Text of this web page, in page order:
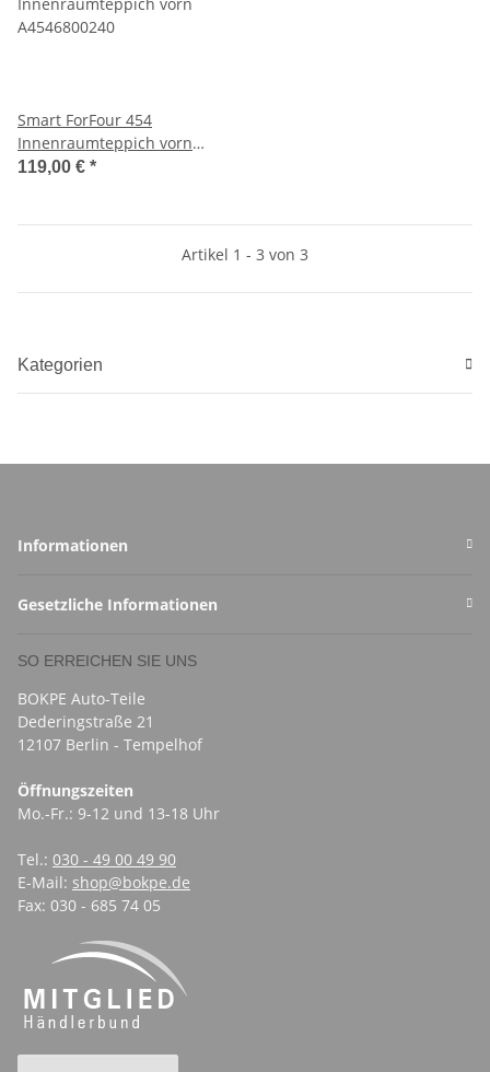
Smart ForFour 454
Innenraumteppich vorn
A4546800240
119,00 € *
Artikel 1 - 3 von 3
Kategorien
Informationen
Gesetzliche Informationen
SO ERREICHEN SIE UNS
BOKPE Auto-Teile
Dederingstraße 21
12107 Berlin - Tempelhof
Öffnungszeiten
Mo.-Fr.: 9-12 und 13-18 Uhr
Tel.: 030 - 49 00 49 90
E-Mail: shop@bokpe.de
Fax: 030 - 685 74 05